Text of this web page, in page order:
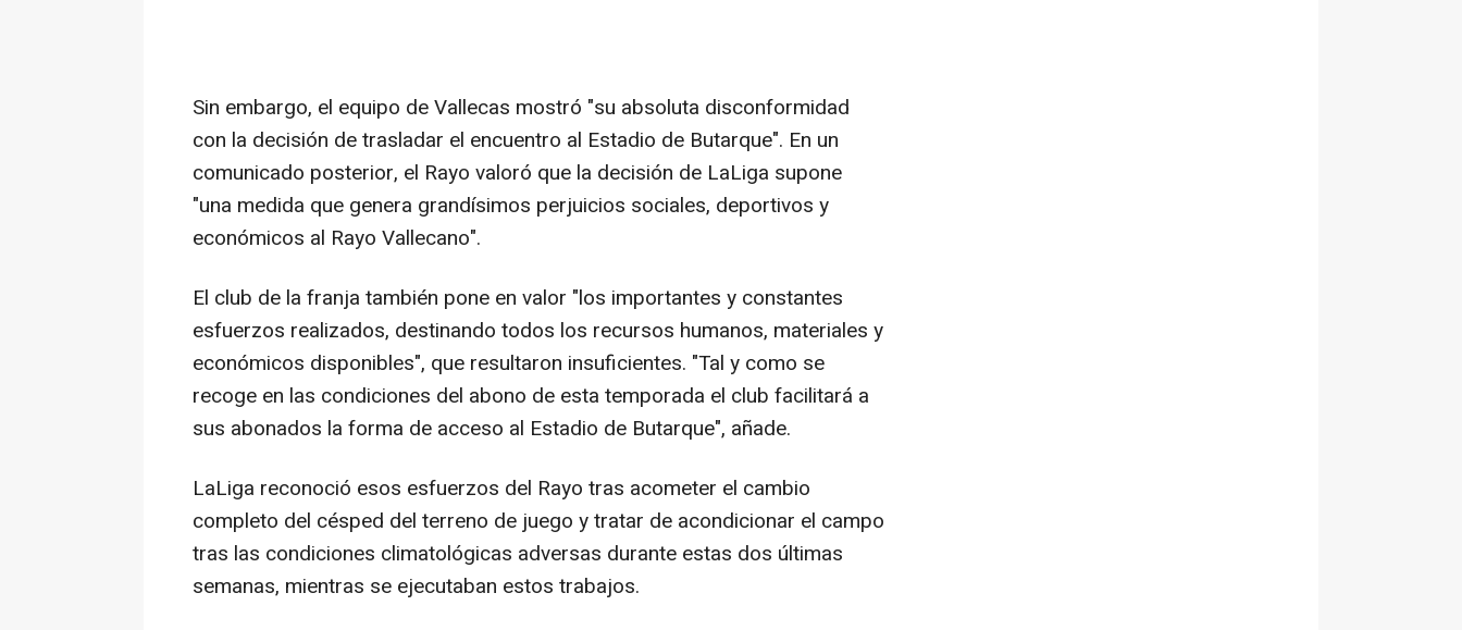
Sin embargo, el equipo de Vallecas mostró "su absoluta disconformidad
con la decisión de trasladar el encuentro al Estadio de Butarque". En un
comunicado posterior, el Rayo valoró que la decisión de LaLiga supone
"una medida que genera grandísimos perjuicios sociales, deportivos y
económicos al Rayo Vallecano".
El club de la franja también pone en valor "los importantes y constantes
esfuerzos realizados, destinando todos los recursos humanos, materiales y
económicos disponibles", que resultaron insuficientes. "Tal y como se
recoge en las condiciones del abono de esta temporada el club facilitará a
sus abonados la forma de acceso al Estadio de Butarque", añade.
LaLiga reconoció esos esfuerzos del Rayo tras acometer el cambio
completo del césped del terreno de juego y tratar de acondicionar el campo
tras las condiciones climatológicas adversas durante estas dos últimas
semanas, mientras se ejecutaban estos trabajos.